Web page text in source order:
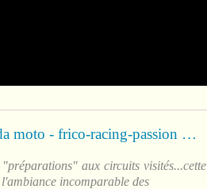
agenda moto - frico-racing-passion moto
aux circuits visités...cette
incomparable des